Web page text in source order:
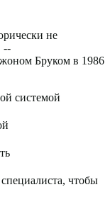
не
--
Бруком в 1986
системой
чтобы